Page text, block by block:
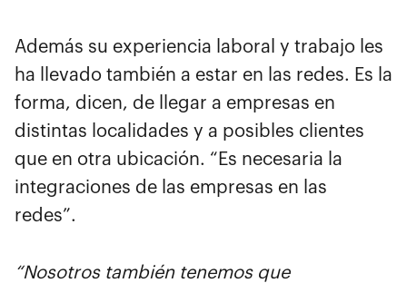
Además su experiencia laboral y trabajo les
ha llevado también a estar en las redes. Es la
forma, dicen, de llegar a empresas en
distintas localidades y a posibles clientes
que en otra ubicación. “Es necesaria la
integraciones de las empresas en las
redes”.
“Nosotros también tenemos que